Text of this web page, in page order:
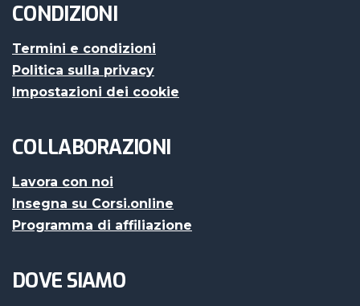
CONDIZIONI
Termini e condizioni
Politica sulla privacy
Impostazioni dei cookie
COLLABORAZIONI
Lavora con noi
Insegna su Corsi.online
Programma di affiliazione
DOVE SIAMO